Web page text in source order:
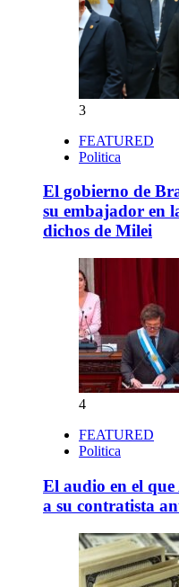
3
FEATURED
Politica
El gobierno de
su embajador en
dichos de Milei
4
FEATURED
Politica
El audio en el
a su contratista